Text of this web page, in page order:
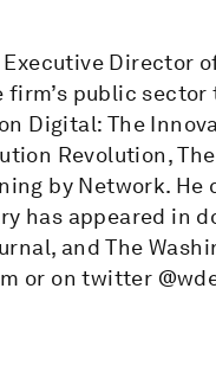
Director
public
Digital: The
Revolution,
by Network.
has appeared in
and The
or on twitter